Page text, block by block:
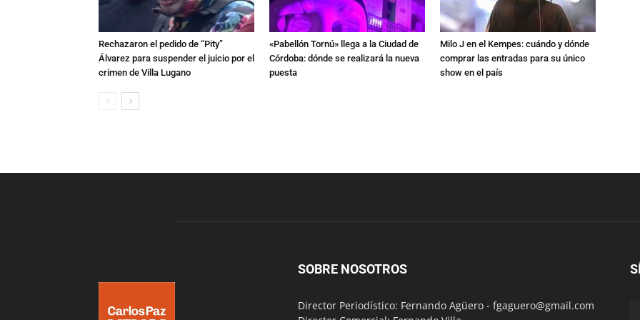
Rechazaron el pedido de “Pity”
Álvarez para suspender el juicio por el
crimen de Villa Lugano
«Pabellón Tornú» llega a la Ciudad de
Córdoba: dónde se realizará la nueva
puesta
Milo J en el Kempes: cuándo y dónde
comprar las entradas para su único
show en el país
SOBRE NOSOTROS
Director Periodístico: Fernando Agüero - fgaguero@gmail.com